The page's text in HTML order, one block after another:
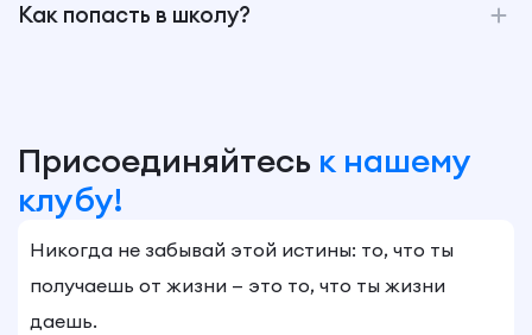
Как попасть в школу?
Присоединяйтесь к нашему
клубу!
Никогда не забывай этой истины: то, что ты
получаешь от жизни — это то, что ты жизни
даешь.